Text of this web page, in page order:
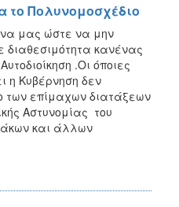
Πολυνομοσχέδιο
μας ώστε να μην
διαθεσιμότητα κανένας
.Οι όποιες
η Κυβέρνηση δεν
των επίμαχων διατάξεων
Αστυνομίας του
και άλλων